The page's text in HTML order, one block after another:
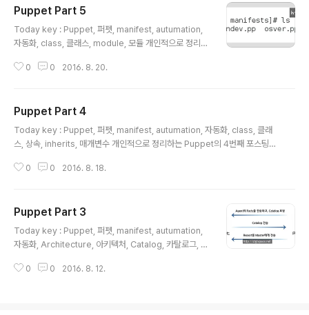
룹화 하여 관리할 수 있는 Environment에 대한 내용입니
다. Environment에 대한 전부를 다루는 것은 아니지만, E
nvironment를 조금이나마 이해하고 사용하는 데 도움이
on, QA, Development 와 같은 다양..
Puppet Part 5
Today key : Puppet, 퍼펫, manifest, autumation,
자동화, class, 클래스, module, 모듈 개인적으로 정리하
스팅과 연장선상에 있는 manifest 모듈 작성과 관련한 내
용 가능한 모듈을 작성하는 내용입니다. 아마도 모듈에 대
한 내용은 추가적인 포스팅이 있을 것 같습니다. 혹시 잘못
되거나 수정해야 할 부분이 있으면 덧글 부탁드립니다! ^^
ass를 사용하기 위해서 Class를 정의하기 위해서는 사용
0 0 2016. 8. 20.
Puppet Part 4
Today key : Puppet, 퍼펫, manifest, autumation, 자동화, class, 클래
스, 상속, inherits, 매개변수 개인적으로 정리하는 Puppet의 4번째 포스팅입
인 class 작성 방법과 예제입니다. 기존의 OOP에서처럼, 모듈화하고, 코드의
ppet Part 4 Puppet Class •manifest에 자주 사용되는 내용들은 별도의
Class로 구성하여 사용 가능. •별도의 Class로 구성하여 서로 다른 Environ
ment..
0 0 2016. 8. 18.
Puppet Part 3
Today key : Puppet, 퍼펫, manifest, autumation,
자동화, Architecture, 아키텍처, Catalog, 카탈로그, fa
포스팅은 Puppet을 조금 더 이해하기 위한 간단한 아키텍
0 0 2016. 8. 12.